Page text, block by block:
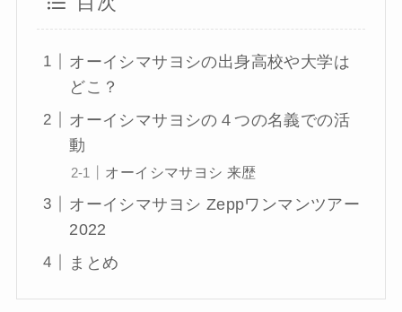
オーイシマサヨシの出身高校や大学は
どこ？
オーイシマサヨシの４つの名義での活
動
オーイシマサヨシ 来歴
オーイシマサヨシ Zeppワンマンツアー
2022
まとめ